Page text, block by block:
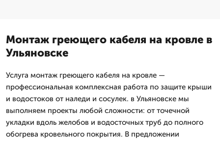
Монтаж греющего кабеля на кровле в
Ульяновске
Услуга монтаж греющего кабеля на кровле —
профессиональная комплексная работа по защите крыши
и водостоков от наледи и сосулек. в Ульяновске мы
выполняем проекты любой сложности: от точечной
укладки вдоль желобов и водосточных труб до полного
обогрева кровельного покрытия. В предложении